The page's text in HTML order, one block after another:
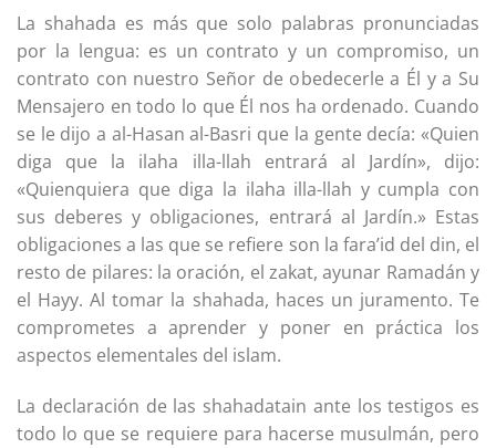
La shahada es más que solo palabras pronunciadas
por la lengua: es un contrato y un compromiso, un
contrato con nuestro Señor de obedecerle a Él y a Su
Mensajero en todo lo que Él nos ha ordenado. Cuando
se le dijo a al-Hasan al-Basri que la gente decía: «Quien
diga que la ilaha illa-llah entrará al Jardín», dijo:
«Quienquiera que diga la ilaha illa-llah y cumpla con
sus deberes y obligaciones, entrará al Jardín.» Estas
obligaciones a las que se refiere son la fara’id del din, el
resto de pilares: la oración, el zakat, ayunar Ramadán y
el Hayy. Al tomar la shahada, haces un juramento. Te
comprometes a aprender y poner en práctica los
aspectos elementales del islam.
La declaración de las shahadatain ante los testigos es
todo lo que se requiere para hacerse musulmán, pero